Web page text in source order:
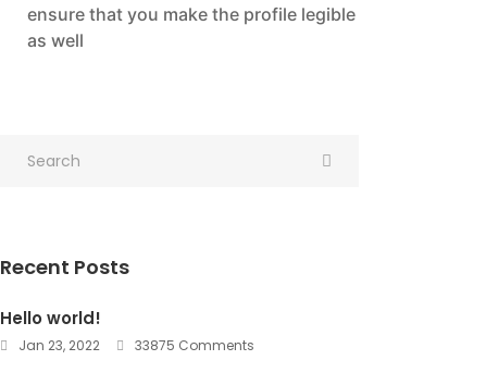
ensure that you make the profile legible
as well
Recent Posts
Hello world!
Jan 23, 2022 33875 Comments